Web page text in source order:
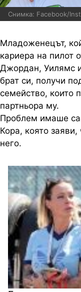
Снимка: Facebook/
Младоженецът,
кариера на пилот
Джордан, Уилямс
брат си, получи
семейство, които
партньора му.
Проблем имаше
Кора, която
него.